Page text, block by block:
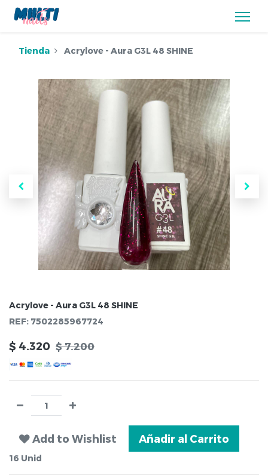
Tienda Acrylove - Aura G3L 48 SHINE
Acrylove - Aura G3L 48 SHINE
REF: 7502285967724
$ 4.320 $7.200
Add to Wishlist Añadir al Carrito
16 Unid